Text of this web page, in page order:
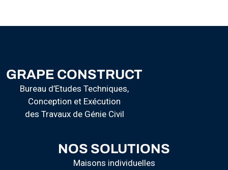
GRAPE CONSTRUCT
Bureau d’Etudes Techniques,
Conception et Exécution
des Travaux de Génie Civil
NOS SOLUTIONS
Maisons individuelles